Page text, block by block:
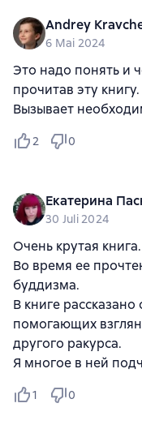
Andrey
6 Mai 2024
Это надо понять и
прочитав эту
Вызывает
2 0
Екатерина
30 Juli 2024
Очень крутая книга.
Во время ее
буддизма.
В книге
помогающих
другого ракурса.
Я многое в ней
1 0